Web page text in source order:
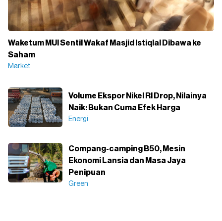
Waketum MUI Sentil Wakaf Masjid Istiqlal Dibawa ke
Saham
Market
Volume Ekspor Nikel RI Drop, Nilainya
Naik: Bukan Cuma Efek Harga
Energi
Compang-camping B50, Mesin
Ekonomi Lansia dan Masa Jaya
Penipuan
Green